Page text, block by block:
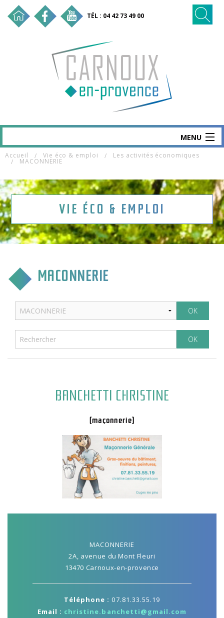
TÉL : 04 42 73 49 00
MENU
CARNOUX
MAIRIE & SERVICES
SANTÉ & SOCIAL
VIE ÉCO & EMPLOI
CULTURE & COMMUNICATION
VIE ASSOCIATIVE
ENVIRONNEMENT & QUALITÉ
Accueil Vie éco & emploi Les activités économiques
MACONNERIE
VIE ÉCO & EMPLOI
MACONNERIE
BANCHETTI CHRISTINE
(maçonnerie)
MACONNERIE
2A, avenue du Mont Fleuri
13470 Carnoux-en-provence
Téléphone : 07.81.33.55.19
Email : christine.banchetti@gmail.com